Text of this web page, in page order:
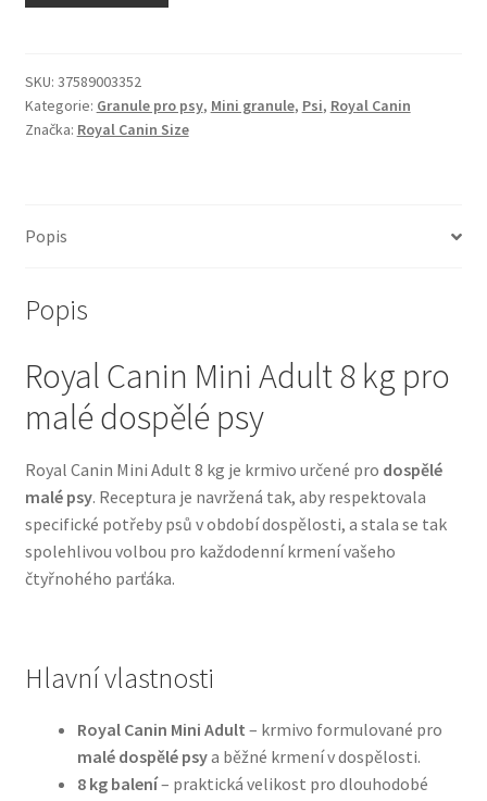
Odpočívadla pro kočky
Pamlsky pro kočky
Škrabadla pro kočky
Veterinární dieta pro kočky
Vše pro psy — Krmivo, doplňky, vybavení
Boudy a výběhy
Bozita pro psy — Švédské krmivo s nordickou kvalitou
přírodními složkami
SKU: 37589003352
Kategorie: Granule pro psy, Mini granule, Psi, Royal Canin
Značka: Royal Canin Size
Popis
Popis
Royal Canin Mini Adult 8 kg pro
malé dospělé psy
Royal Canin Mini Adult 8 kg je krmivo určené pro dospělé
malé psy. Receptura je navržená tak, aby respektovala
specifické potřeby psů v období dospělosti, a stala se tak
spolehlivou volbou pro každodenní krmení vašeho
čtyřnohého parťáka.
Hlavní vlastnosti
Royal Canin Mini Adult – krmivo formulované pro
malé dospělé psya běžné krmení v dospělosti.
8 kg balení– praktická velikost pro dlouhodobé